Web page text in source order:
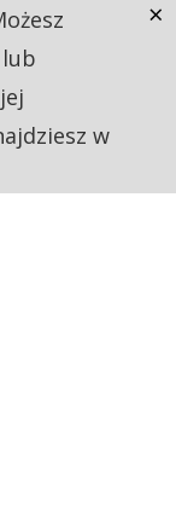
w
×